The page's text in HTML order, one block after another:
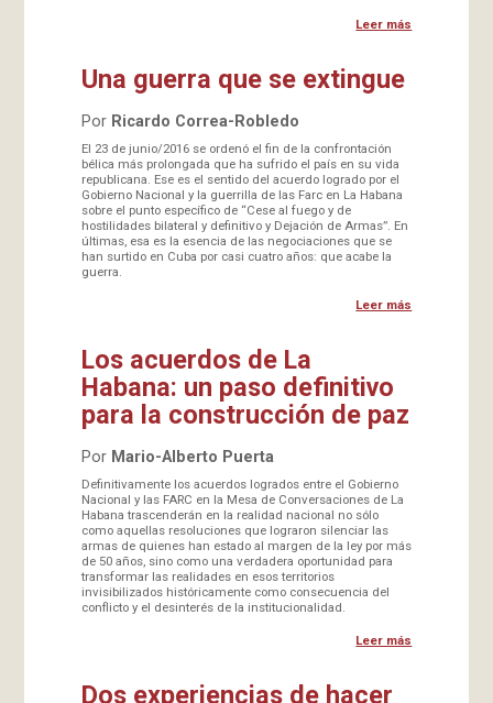
Leer más
Una guerra que se extingue
Por Ricardo Correa-Robledo
El 23 de junio/2016 se ordenó el fin de la confrontación
bélica más prolongada que ha sufrido el país en su vida
republicana. Ese es el sentido del acuerdo logrado por el
Gobierno Nacional y la guerrilla de las Farc en La Habana
sobre el punto específico de “Cese al fuego y de
hostilidades bilateral y definitivo y Dejación de Armas”. En
últimas, esa es la esencia de las negociaciones que se
han surtido en Cuba por casi cuatro años: que acabe la
guerra.
Leer más
Los acuerdos de La
Habana: un paso definitivo
para la construcción de paz
Por Mario-Alberto Puerta
Definitivamente los acuerdos logrados entre el Gobierno
Nacional y las FARC en la Mesa de Conversaciones de La
Habana trascenderán en la realidad nacional no sólo
como aquellas resoluciones que lograron silenciar las
armas de quienes han estado al margen de la ley por más
de 50 años, sino como una verdadera oportunidad para
transformar las realidades en esos territorios
invisibilizados históricamente como consecuencia del
conflicto y el desinterés de la institucionalidad.
Leer más
Dos experiencias de hacer